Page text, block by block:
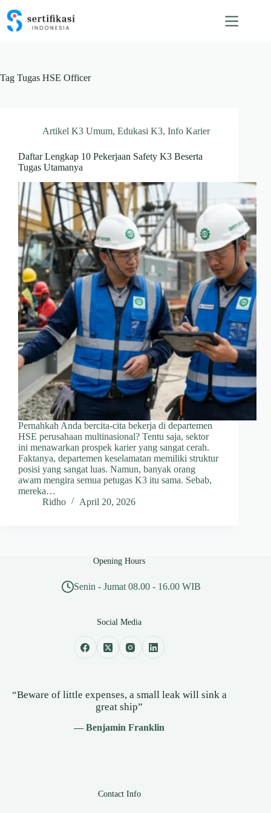
content
Tag Tugas HSE Officer
Artikel K3 Umum, Edukasi K3, Info Karier
Daftar Lengkap 10 Pekerjaan Safety K3 Beserta
Tugas Utamanya
Pernahkah Anda bercita-cita bekerja di departemen
HSE perusahaan multinasional? Tentu saja, sektor
ini menawarkan prospek karier yang sangat cerah.
Faktanya, departemen keselamatan memiliki struktur
posisi yang sangat luas. Namun, banyak orang
awam mengira semua petugas K3 itu sama. Sebab,
mereka…
Ridho
April 20, 2026
Opening Hours
Senin - Jumat 08.00 - 16.00 WIB
Social Media
“Beware of little expenses, a small leak will sink a
great ship”
— Benjamin Franklin
Contact Info